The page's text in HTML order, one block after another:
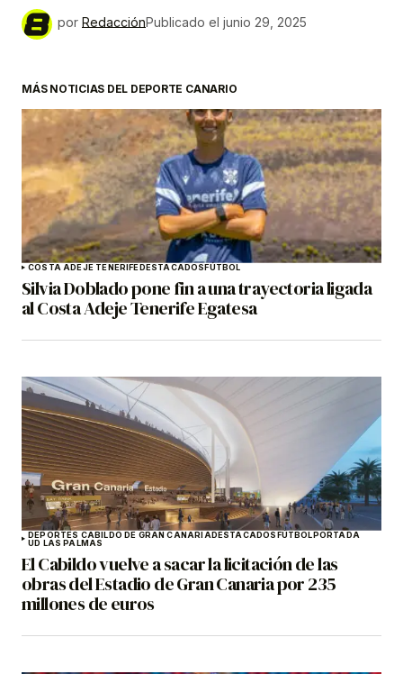
por RedacciónPublicado el junio 29, 2025
MÁS NOTICIAS DEL DEPORTE CANARIO
COSTA ADEJE TENERIFEDESTACADOSFÚTBOL
Silvia Doblado pone fin a una trayectoria ligada
al Costa Adeje Tenerife Egatesa
DEPORTES CABILDO DE GRAN CANARIADESTACADOSFÚTBOLPORTADA
UD LAS PALMAS
El Cabildo vuelve a sacar la licitación de las
obras del Estadio de Gran Canaria por 235
millones de euros